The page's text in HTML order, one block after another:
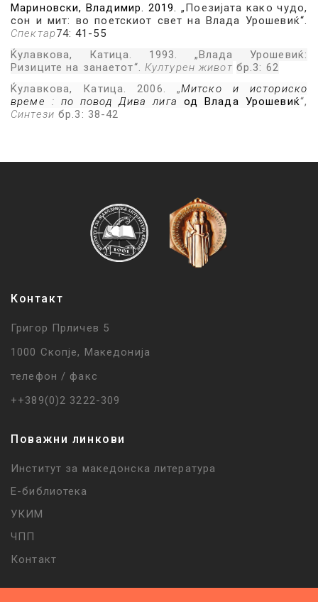
Мариновски, Владимир. 2019.„Поезијата како чудо,
сон и мит: во поетскиот свет на Влада Урошевиќ“.
Спектар74: 41-55
Ќулавкова, Катица
. 1993. „Влада Урошевиќ:
Ризиците на занаетот“. Културен живот бр.3: 62
Ќулавкова, Катица
. 2006. „Митско и историско
време : по повод Дива лига од Влада Урошевиќ“,
Синтези бр.3: 38-42
Контакт
Григор Прличев 5
1000 Скопје, Македонија
телефон / факс
++389(0)2 3222-309
Поважни линкови
Институт за македонска литература
Е-библиотека
УКИМ
ЧПП
Контакт